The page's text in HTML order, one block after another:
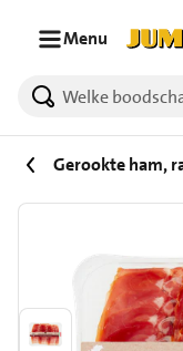
Menu
Gerookte ham,